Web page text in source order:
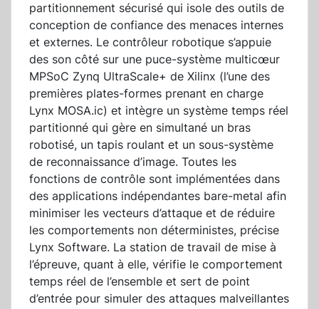
partitionnement sécurisé qui isole des outils de
conception de confiance des menaces internes
et externes. Le contrôleur robotique s’appuie
des son côté sur une puce-système multicœur
MPSoC Zynq UltraScale+ de Xilinx (l’une des
premières plates-formes prenant en charge
Lynx MOSA.ic) et intègre un système temps réel
partitionné qui gère en simultané un bras
robotisé, un tapis roulant et un sous-système
de reconnaissance d’image. Toutes les
fonctions de contrôle sont implémentées dans
des applications indépendantes bare-metal afin
minimiser les vecteurs d’attaque et de réduire
les comportements non déterministes, précise
Lynx Software. La station de travail de mise à
l’épreuve, quant à elle, vérifie le comportement
temps réel de l’ensemble et sert de point
d’entrée pour simuler des attaques malveillantes